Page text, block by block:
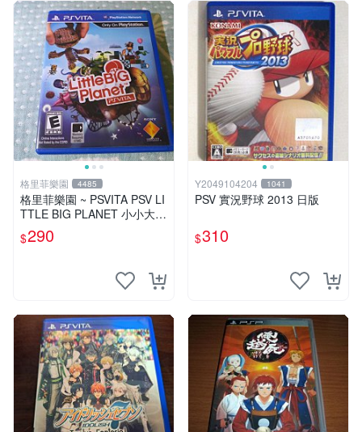
格里菲樂園 4485
格里菲樂園 ~ PSVITA PSV LI
TTLE BIG PLANET 小小大星
球 美版
$290
Y2049104204 1041
PSV 實況野球 2013 日版
$310